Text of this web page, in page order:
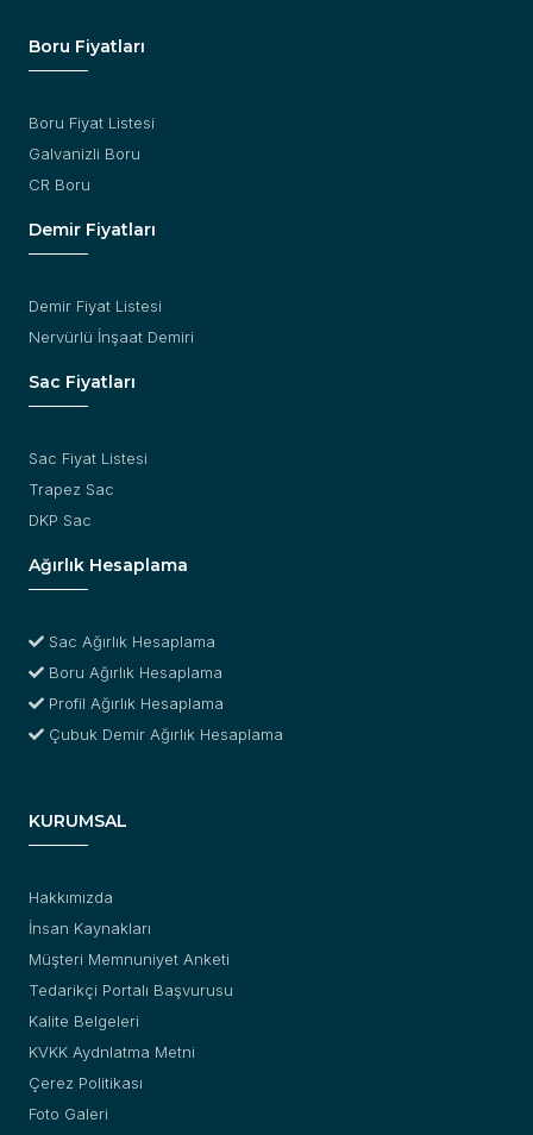
Boru Fiyatları
Boru Fiyat Listesi
Galvanizli Boru
CR Boru
Demir Fiyatları
Demir Fiyat Listesi
Nervürlü İnşaat Demiri
Sac Fiyatları
Sac Fiyat Listesi
Trapez Sac
DKP Sac
Ağırlık Hesaplama
Sac Ağırlık Hesaplama
Boru Ağırlık Hesaplama
Profil Ağırlık Hesaplama
Çubuk Demir Ağırlık Hesaplama
KURUMSAL
Hakkımızda
İnsan Kaynakları
Müşteri Memnuniyet Anketi
Tedarikçi Portalı Başvurusu
Kalite Belgeleri
KVKK Aydnlatma Metni
Çerez Politikası
Foto Galeri